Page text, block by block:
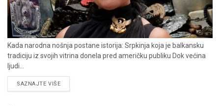
Kada narodna nošnja postane istorija: Srpkinja koja je balkansku
tradiciju iz svojih vitrina donela pred američku publiku Dok većina
ljudi...
SAZNAJTE VIŠEDETAILS